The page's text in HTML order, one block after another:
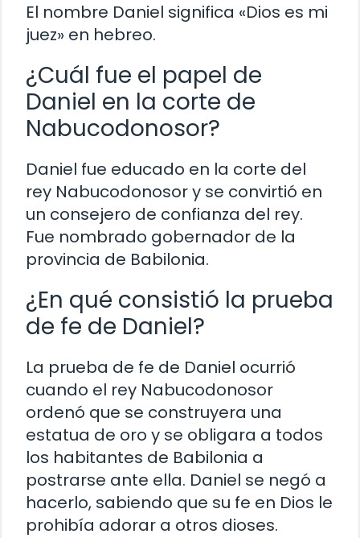
El nombre Daniel significa «Dios es mi
juez» en hebreo.
¿Cuál fue el papel de
Daniel en la corte de
Nabucodonosor?
Daniel fue educado en la corte del
rey Nabucodonosor y se convirtió en
un consejero de confianza del rey.
Fue nombrado gobernador de la
provincia de Babilonia.
¿En qué consistió la prueba
de fe de Daniel?
La prueba de fe de Daniel ocurrió
cuando el rey Nabucodonosor
ordenó que se construyera una
estatua de oro y se obligara a todos
los habitantes de Babilonia a
postrarse ante ella. Daniel se negó a
hacerlo, sabiendo que su fe en Dios le
prohibía adorar a otros dioses.